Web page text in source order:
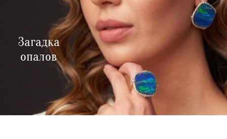
Загадка
опалов